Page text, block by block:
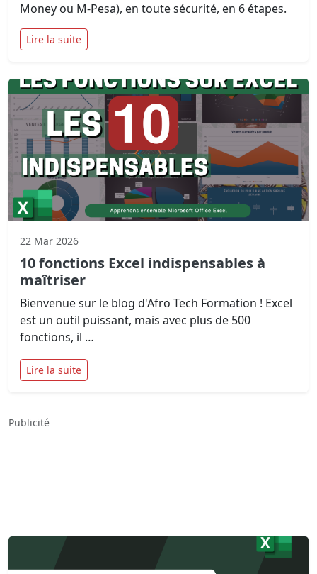
Money ou M-Pesa), en toute sécurité, en 6 étapes.
Lire la suite
22 Mar 2026
10 fonctions Excel indispensables à
maîtriser
Bienvenue sur le blog d'Afro Tech Formation ! Excel
est un outil puissant, mais avec plus de 500
fonctions, il …
Lire la suite
Publicité